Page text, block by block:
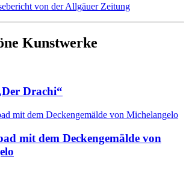
von der Allgäuer Zeitung
Kunstwerke
Drachi“
mit dem Deckengemälde von